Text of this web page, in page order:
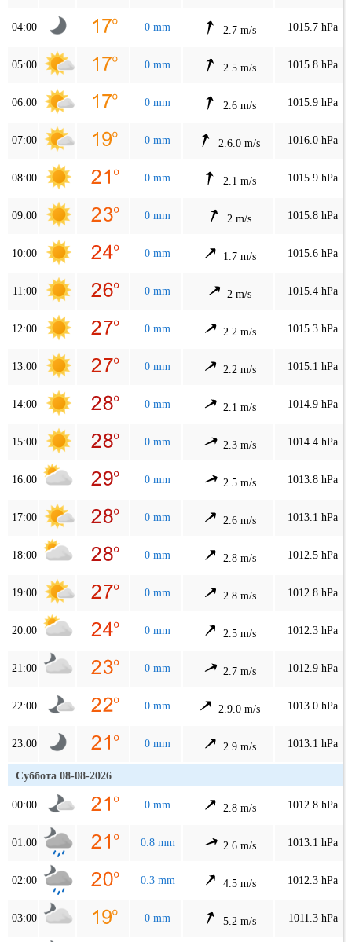
04:00 0 mm 2.7 m/s 1015.7 hPa
05:00 0 mm 2.5 m/s 1015.8 hPa
06:00 0 mm 2.6 m/s 1015.9 hPa
07:00 0 mm 2.6.0 m/s 1016.0 hPa
08:00 0 mm 2.1 m/s 1015.9 hPa
09:00 0 mm 2 m/s 1015.8 hPa
10:00 0 mm 1.7 m/s 1015.6 hPa
11:00 0 mm 2 m/s 1015.4 hPa
12:00 0 mm 2.2 m/s 1015.3 hPa
13:00 0 mm 2.2 m/s 1015.1 hPa
14:00 0 mm 2.1 m/s 1014.9 hPa
15:00 0 mm 2.3 m/s 1014.4 hPa
16:00 0 mm 2.5 m/s 1013.8 hPa
17:00 0 mm 2.6 m/s 1013.1 hPa
18:00 0 mm 2.8 m/s 1012.5 hPa
19:00 0 mm 2.8 m/s 1012.8 hPa
20:00 0 mm 2.5 m/s 1012.3 hPa
21:00 0 mm 2.7 m/s 1012.9 hPa
22:00 0 mm 2.9.0 m/s 1013.0 hPa
23:00 0 mm 2.9 m/s 1013.1 hPa
Суббота 08-08-2026
00:00 0 mm 2.8 m/s 1012.8 hPa
01:00 0.8 mm 2.6 m/s 1013.1 hPa
02:00 0.3 mm 4.5 m/s 1012.3 hPa
03:00 0 mm 5.2 m/s 1011.3 hPa